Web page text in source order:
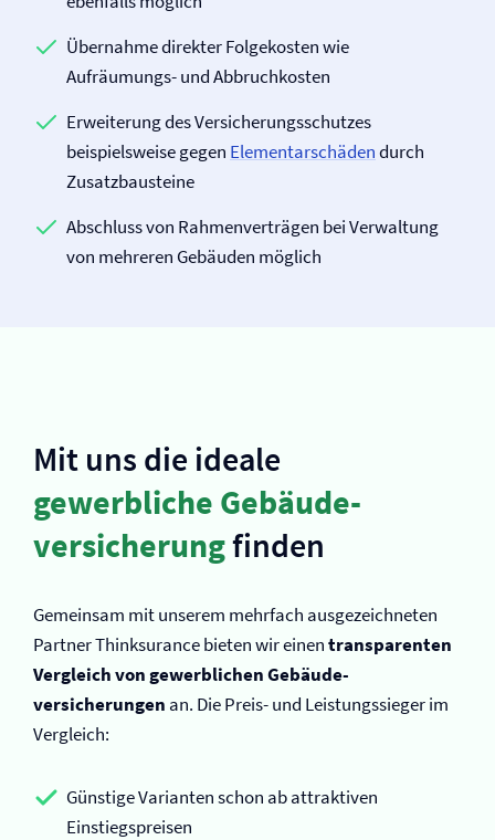
Übernahme direkter Folgekosten wie
Aufräumungs- und Abbruchkosten
Erweiterung des Versicherungs­schutzes
beispielsweise gegen Elementar­schädendurch
Zusatzbausteine
Abschluss von Rahmenverträgen bei Verwaltung
von mehreren Gebäuden möglich
Mit uns die ideale
gewerbliche Gebäude­
versicherungfinden
Gemeinsam mit unserem mehrfach ausgezeichneten
Partner Thinksurance bieten wir einentransparenten
Vergleich von gewerblichen Gebäude­
versicherungen an. Die Preis- und Leistungssieger im
Vergleich:
Günstige Varianten schon ab attraktiven
Einstiegspreisen